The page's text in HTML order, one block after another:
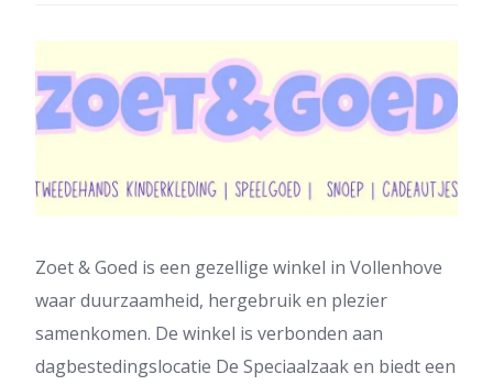
Zoet & Goed is een gezellige winkel in Vollenhove
waar duurzaamheid, hergebruik en plezier
samenkomen. De winkel is verbonden aan
dagbestedingslocatie De Speciaalzaak en biedt een